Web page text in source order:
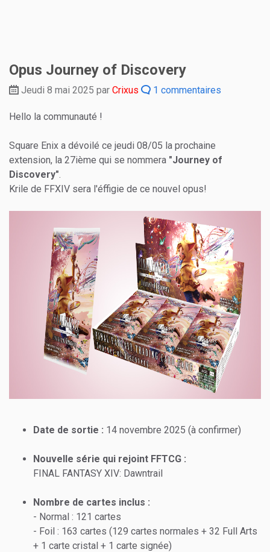
Opus Journey of Discovery
Jeudi 8 mai 2025 par Crixus 1 commentaires
Hello la communauté !
Square Enix a dévoilé ce jeudi 08/05 la prochaine
extension, la 27ième qui se nommera "Journey of
Discovery".
Krile de FFXIV sera l'éffigie de ce nouvel opus!
Date de sortie : 14 novembre 2025 (à confirmer)
Nouvelle série qui rejoint FFTCG :
FINAL FANTASY XIV: Dawntrail
Nombre de cartes inclus :
- Normal : 121 cartes
- Foil : 163 cartes (129 cartes normales + 32 Full Arts
+ 1 carte cristal + 1 carte signée)